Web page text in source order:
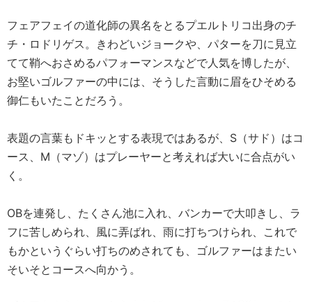
フェアフェイの道化師の異名をとるプエルトリコ出身のチ
チ・ロドリゲス。きわどいジョークや、パターを刀に見立
てて鞘へおさめるパフォーマンスなどで人気を博したが、
お堅いゴルファーの中には、そうした言動に眉をひそめる
御仁もいたことだろう。
表題の言葉もドキッとする表現ではあるが、S（サド）はコ
ース、M（マゾ）はプレーヤーと考えれば大いに合点がい
く。
OBを連発し、たくさん池に入れ、バンカーで大叩きし、ラ
フに苦しめられ、風に弄ばれ、雨に打ちつけられ、これで
もかというぐらい打ちのめされても、ゴルファーはまたい
そいそとコースへ向かう。